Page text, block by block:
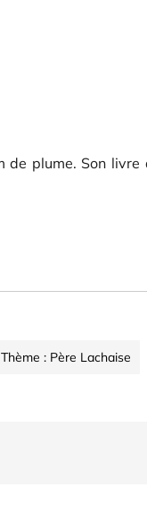
plume. Son
Thème : Père Lachaise